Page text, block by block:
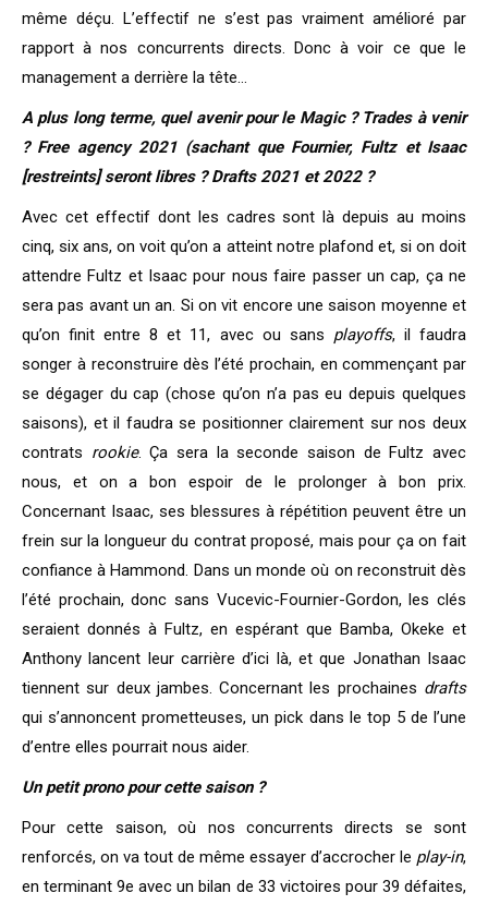
même déçu. L’effectif ne s’est pas vraiment amélioré par
rapport à nos concurrents directs. Donc à voir ce que le
management a derrière la tête…
A plus long terme, quel avenir pour le Magic ? Trades à venir
? Free agency 2021 (sachant que Fournier, Fultz et Isaac
[restreints] seront libres ? Drafts 2021 et 2022 ?
Avec cet effectif dont les cadres sont là depuis au moins
cinq, six ans, on voit qu’on a atteint notre plafond et, si on doit
attendre Fultz et Isaac pour nous faire passer un cap, ça ne
sera pas avant un an. Si on vit encore une saison moyenne et
qu’on finit entre 8 et 11, avec ou sans playoffs, il faudra
songer à reconstruire dès l’été prochain, en commençant par
se dégager du cap (chose qu’on n’a pas eu depuis quelques
saisons), et il faudra se positionner clairement sur nos deux
contrats rookie. Ça sera la seconde saison de Fultz avec
nous, et on a bon espoir de le prolonger à bon prix.
Concernant Isaac, ses blessures à répétition peuvent être un
frein sur la longueur du contrat proposé, mais pour ça on fait
confiance à Hammond. Dans un monde où on reconstruit dès
l’été prochain, donc sans Vucevic-Fournier-Gordon, les clés
seraient donnés à Fultz, en espérant que Bamba, Okeke et
Anthony lancent leur carrière d’ici là, et que Jonathan Isaac
tiennent sur deux jambes. Concernant les prochaines drafts
qui s’annoncent prometteuses, un pick dans le top 5 de l’une
d’entre elles pourrait nous aider.
Un petit prono pour cette saison ?
Pour cette saison, où nos concurrents directs se sont
renforcés, on va tout de même essayer d’accrocher le play-in,
en terminant 9e avec un bilan de 33 victoires pour 39 défaites,